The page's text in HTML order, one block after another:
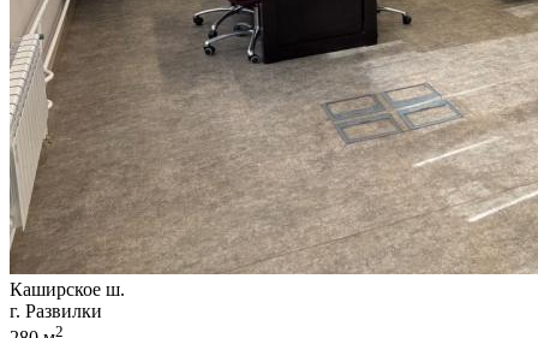
Каширское ш.
г. Развилки
2